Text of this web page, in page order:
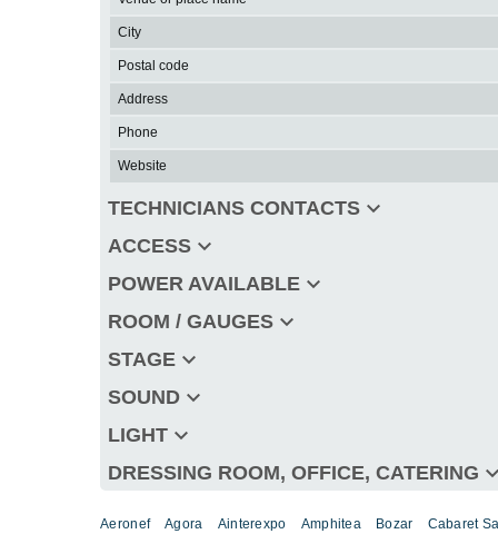
City
Postal code
Address
Phone
Website
TECHNICIANS CONTACTS keyboard_arrow_down
ACCESS keyboard_arrow_down
POWER AVAILABLE keyboard_arrow_down
ROOM / GAUGES keyboard_arrow_down
STAGE keyboard_arrow_down
SOUND keyboard_arrow_down
LIGHT keyboard_arrow_down
DRESSING ROOM, OFFICE, CATERING
Aeronef Agora Ainterexpo Amphitea Bozar
Cabaret